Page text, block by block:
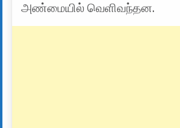
அண்மையில் வெளிவந்தன.